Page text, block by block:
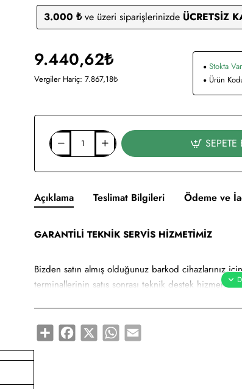
3.000 ₺ve üzeri siparişlerinizde ÜCRETSİZ
9.440,62₺
Vergiler Hariç: 7.867,18₺
Stokta Var
Ürün
SEPETE
Açıklama Teslimat Bilgileri Ödeme ve
GARANTİLİ TEKNİK SERVİS HİZMETİMİZ
Bizden satın almış olduğunuz barkod cihazlarınız
terminallerinin satış sonrası teknik destek hizmeti
okuyucularınızın tüm teknik sorunlarını aynı gün
otomatik olarak göndermiş olduğu teknik servis
Share Facebook
X WhatsApp
Email